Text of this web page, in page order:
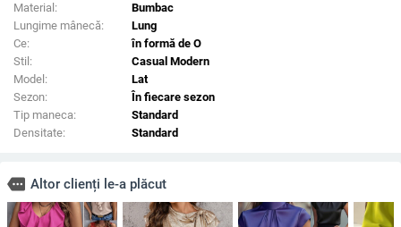
Material:
Bumbac
Lungime mânecă:
Lung
Ce:
în formă de O
Stil:
Casual Modern
Model:
Lat
Sezon:
În fiecare sezon
Tip maneca:
Standard
Densitate:
Standard
more Altor clienți le-a plăcut